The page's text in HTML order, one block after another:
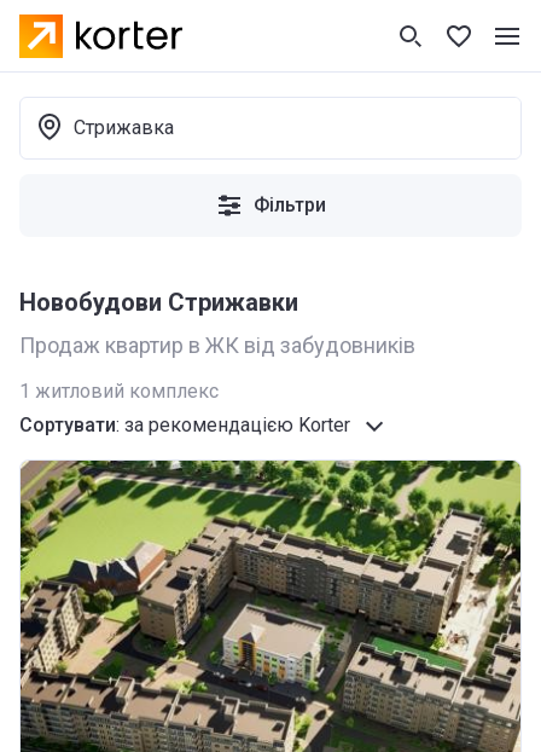
Стрижавка
Фільтри
Новобудови Стрижавки
Продаж квартир в ЖК від забудовників
1 житловий комплекс
Сортувати: за рекомендацією Korter